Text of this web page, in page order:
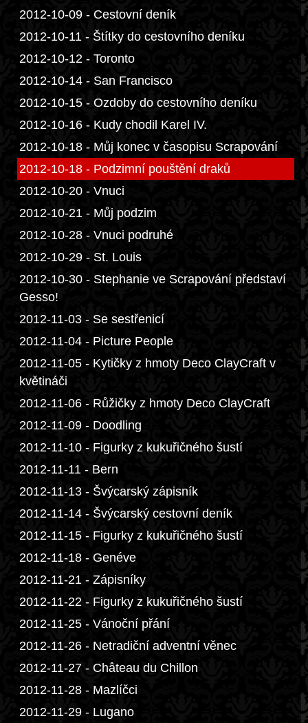
2012-10-09 - Cestovní deník
2012-10-11 - Štítky do cestovního deníku
2012-10-12 - Toronto
2012-10-14 - San Francisco
2012-10-15 - Ozdoby do cestovního deníku
2012-10-16 - Kudy chodil Karel IV.
2012-10-18 - Můj konec v časopisu Scrapování
2012-10-18 - Podzimní pouštění draků
2012-10-20 - Vnuci
2012-10-21 - Můj podzim
2012-10-28 - Vnuci podruhé
2012-10-29 - St. Louis
2012-10-30 - Stephanie ve Scrapování představí
Gesso!
2012-11-03 - Se sestřenicí
2012-11-04 - Picture People
2012-11-05 - Kytičky z hmoty Deco ClayCraft v
květináči
2012-11-06 - Růžičky z hmoty Deco ClayCraft
2012-11-09 - Doodling
2012-11-10 - Figurky z kukuřičného šustí
2012-11-11 - Bern
2012-11-13 - Švýcarský zápisník
2012-11-14 - Švýcarský cestovní deník
2012-11-15 - Figurky z kukuřičného šustí
2012-11-18 - Genéve
2012-11-21 - Zápisníky
2012-11-22 - Figurky z kukuřičného šustí
2012-11-25 - Vánoční přání
2012-11-26 - Netradiční adventní věnec
2012-11-27 - Château du Chillon
2012-11-28 - Mazlíčci
2012-11-29 - Lugano